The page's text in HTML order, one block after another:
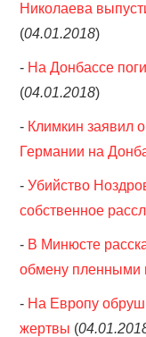
Николаева
(04.01.2018)
- На Донбассе
(04.01.2018)
- Климкин заявил
Германии на
-Убийство
собственное
- В Минюсте
обмену пленными
- На Европу
жертвы (